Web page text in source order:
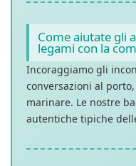
Come aiutate gli
legami con la
Incoraggiamo gli
conversazioni al
marinare. Le nostre
autentiche tipiche